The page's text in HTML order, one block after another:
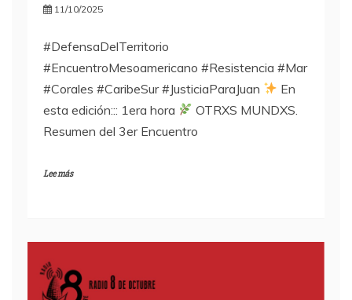
11/10/2025
#DefensaDelTerritorio
#EncuentroMesoamericano #Resistencia #Mar
#Corales #CaribeSur #JusticiaParaJuan
En
esta edición::: 1era hora
OTRXS MUNDXS.
Resumen del 3er Encuentro
Lee más